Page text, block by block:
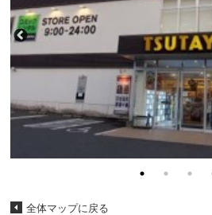
全体マップに戻る